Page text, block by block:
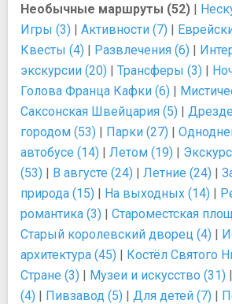
Необычные маршруты (52) |
Игры (3) | Активности (7) |
Квесты (4) | Развлечения (6) |
экскурсии (20) | Трансферы (3) |
Голова Франца Кафки (6) |
Саксонская Швейцария (5) |
городом (53) | Парки (27) |
автобусе (14) | Летом (19) |
(53) | В августе (24) | Летние (24) |
природа (15) | На выходных (14) |
романтика (3) | Староместская
Старый королевский дворец (4) |
архитектура (45) | Костёл Святого
Стране (3) | Музеи и искусство (31) |
(4) | Пивзавод (5) | Для детей (7) |